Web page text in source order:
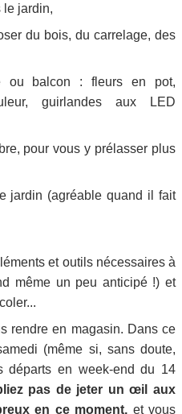
le jardin,
du bois, du carrelage, des
ou balcon : fleurs en pot,
guirlandes aux LED
pour vous y prélasser plus
jardin (agréable quand il fait
et outils nécessaires à
même un peu anticipé !) et
rendre en magasin. Dans ce
(même si, sans doute,
départs en week-end du 14
pas de jeter un œil aux
en ce moment, et vous